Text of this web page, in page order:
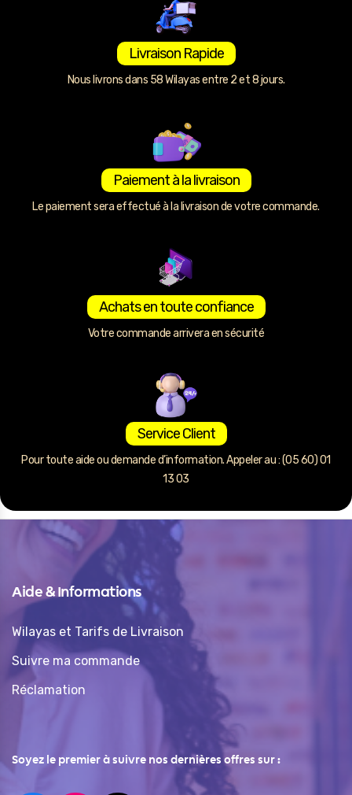
Livraison Rapide
Nous livrons dans 58 Wilayas entre 2 et 8 jours.
Paiement à la livraison
Le paiement sera effectué à la livraison de votre commande.
Achats en toute confiance
Votre commande arrivera en sécurité
Service Client
Pour toute aide ou demande d’information. Appeler au : (05 60) 01
13 03
Aide & Informations
Wilayas et Tarifs de Livraison
Suivre ma commande
Réclamation
Soyez le premier à suivre nos dernières offres sur :